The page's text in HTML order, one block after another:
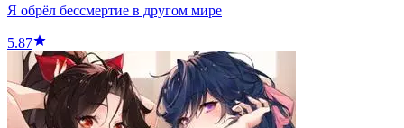
Я обрёл бессмертие в другом мире
5.87